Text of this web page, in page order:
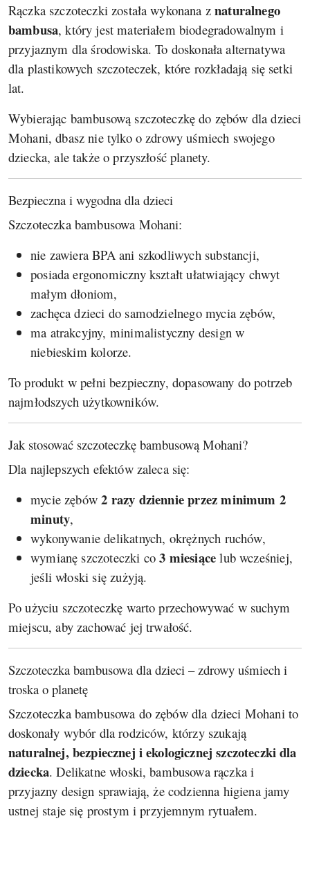
Rączka szczoteczki została wykonana znaturalnego
bambusa, który jest materiałem biodegradowalnym i
przyjaznym dla środowiska. To doskonała alternatywa
dla plastikowych szczoteczek, które rozkładają się setki
lat.
Wybierając bambusową szczoteczkę do zębów dla dzieci
Mohani, dbasz nie tylko o zdrowy uśmiech swojego
dziecka, ale także o przyszłość planety.
Bezpieczna i wygodna dla dzieci
Szczoteczka bambusowa Mohani:
nie zawiera BPA ani szkodliwych substancji,
posiada ergonomiczny kształt ułatwiający chwyt
małym dłoniom,
zachęca dzieci do samodzielnego mycia zębów,
ma atrakcyjny, minimalistyczny design w
niebieskim kolorze.
To produkt w pełni bezpieczny, dopasowany do potrzeb
najmłodszych użytkowników.
Jak stosować szczoteczkę bambusową Mohani?
Dla najlepszych efektów zaleca się:
mycie zębów2 razy dziennie przez minimum 2
minuty,
wykonywanie delikatnych, okrężnych ruchów,
wymianę szczoteczki co3 miesiące lub wcześniej,
jeśli włoski się zużyją.
Po użyciu szczoteczkę warto przechowywać w suchym
miejscu, aby zachować jej trwałość.
Szczoteczka bambusowa dla dzieci – zdrowy uśmiech i
troska o planetę
Szczoteczka bambusowa do zębów dla dzieci Mohani to
doskonały wybór dla rodziców, którzy szukają
naturalnej, bezpiecznej i ekologicznej szczoteczki dla
dziecka. Delikatne włoski, bambusowa rączka i
przyjazny design sprawiają, że codzienna higiena jamy
ustnej staje się prostym i przyjemnym rytuałem.